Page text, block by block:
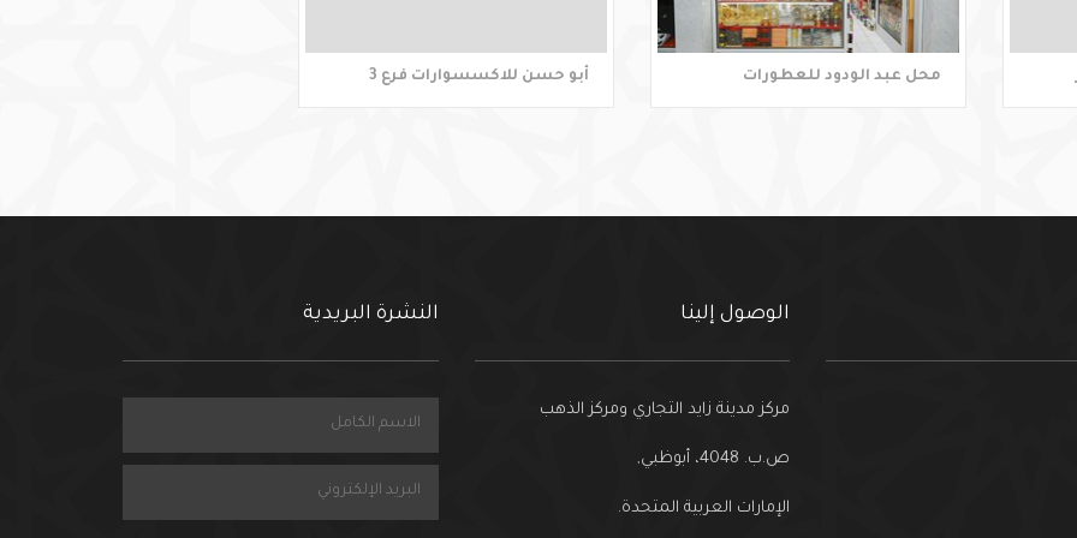
محل عبد الودود للعطورات أبو حسن للاكسسوارات فرع 3
الوصول إلينا
مركز مدينة زايد التجاري ومركز الذهب
ص.ب. 4048، أبوظبي,
الإمارات العربية المتحدة.
النشرة البريدية